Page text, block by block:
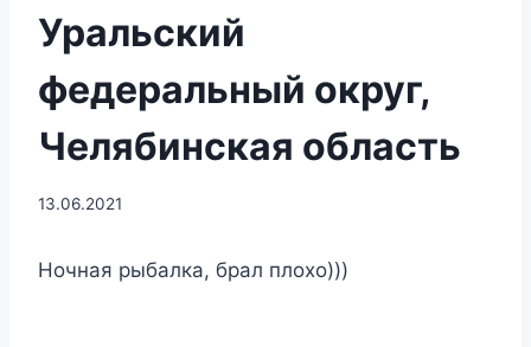
Уральский
федеральный округ,
Челябинская область
13.06.2021
Ночная рыбалка, брал плохо)))